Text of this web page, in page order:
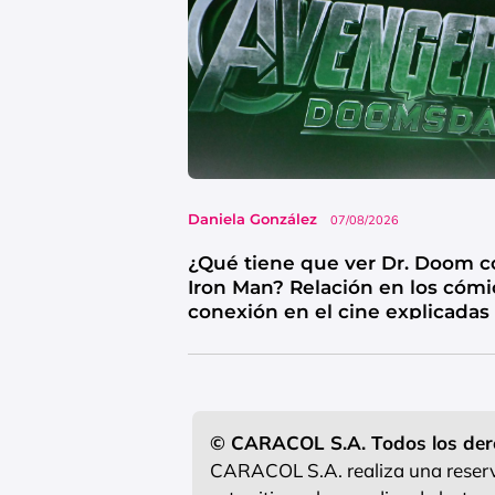
Daniela González 07/08/2026
¿Qué tiene que ver Dr. Doom
Iron Man? Relación en los
conexión en el cine explicadas
© CARACOL S.A. Todos los
CARACOL S.A. realiza una